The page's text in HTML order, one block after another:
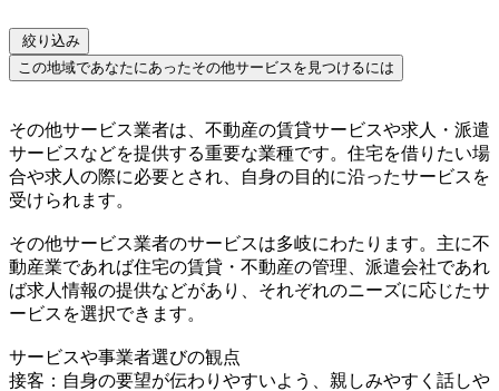
絞り込み
この地域であなたにあったその他サービスを見つけるには
その他サービス業者は、不動産の賃貸サービスや求人・派遣
サービスなどを提供する重要な業種です。住宅を借りたい場
合や求人の際に必要とされ、自身の目的に沿ったサービスを
受けられます。
その他サービス業者のサービスは多岐にわたります。主に不
動産業であれば住宅の賃貸・不動産の管理、派遣会社であれ
ば求人情報の提供などがあり、それぞれのニーズに応じたサ
ービスを選択できます。
サービスや事業者選びの観点
接客：自身の要望が伝わりやすいよう、親しみやすく話しや